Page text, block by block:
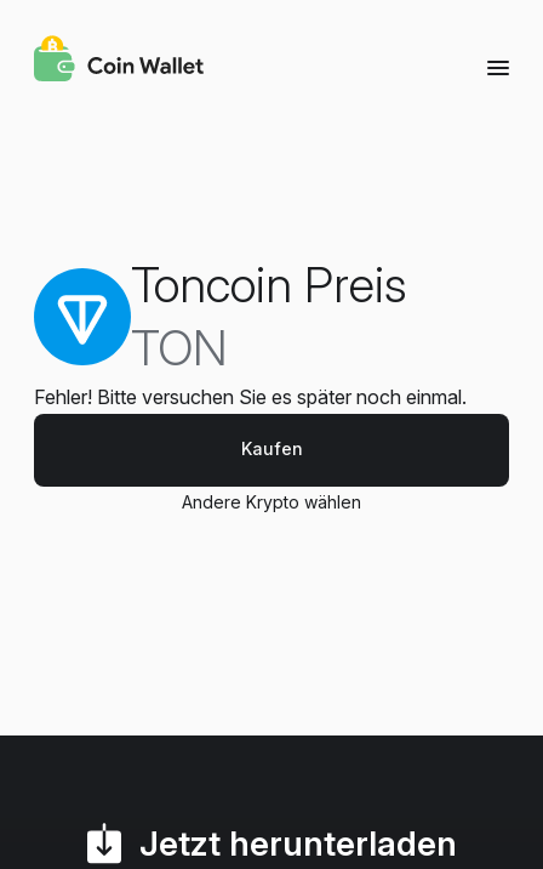
Toncoin Preis
TON
Fehler! Bitte versuchen Sie es später noch einmal.
Kaufen
Andere Krypto wählen
Jetzt herunterladen